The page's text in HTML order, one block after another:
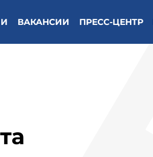
ВАКАНСИИ ПРЕСС-ЦЕНТР